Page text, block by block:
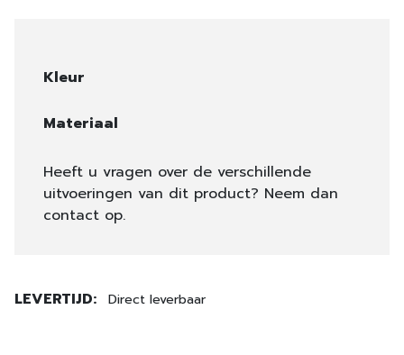
Kleur
Materiaal
Heeft u vragen over de verschillende
uitvoeringen van dit product? Neem dan
contact op.
LEVERTIJD: Direct leverbaar